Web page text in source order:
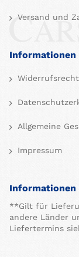
Versand und
Informationen
Widerrufsrecht
Allgemeine
Impressum
Informationen
**Gilt für
andere Länder
Liefertermins